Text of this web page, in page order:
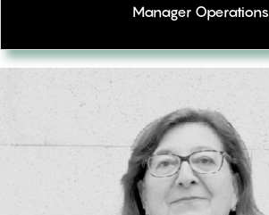
Manager Operations